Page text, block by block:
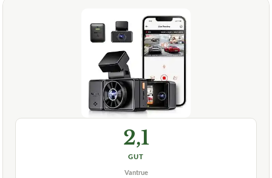
2,1
GUT
Vantrue